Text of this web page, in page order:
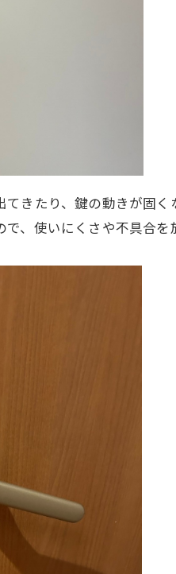
きたり、鍵の動きが固
で、使いにくさや不具合